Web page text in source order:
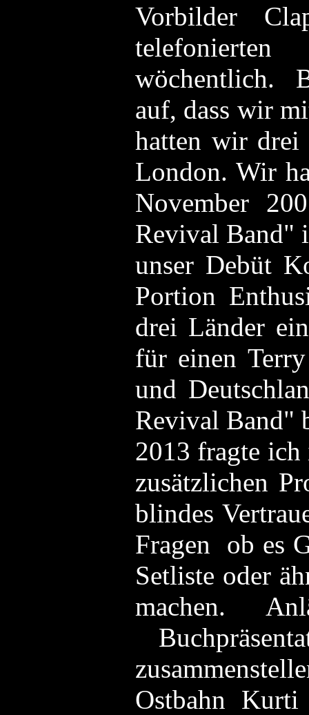
Vorbilder
telefonierten
wöchentlich.
auf, dass wir
hatten wir drei
London. Wir
November
Revival Band"
unser Debüt
Portion
drei Länder
für einen
und
Revival Band"
2013 fragte ich
zusätzlichen
blindes
Fragen ob es
Setliste oder
machen.
Ostbahn